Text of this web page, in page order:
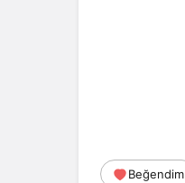
Beğendim